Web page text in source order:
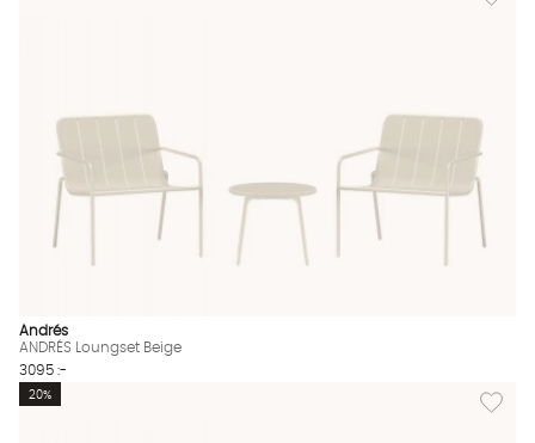
Andrés
ANDRÉS Loungset Beige
3095 :-
Lägg
20%